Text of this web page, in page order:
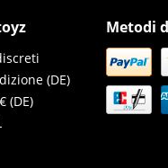
(DE)
(DE)
Metodi